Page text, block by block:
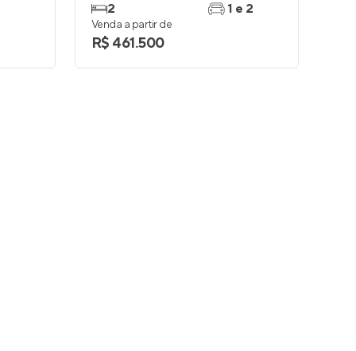
2
1 e 2
Venda a partir de
R$ 461.500